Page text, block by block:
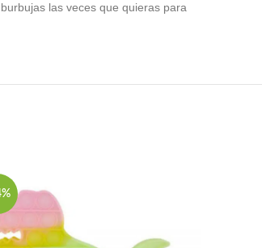
las veces que quieras para